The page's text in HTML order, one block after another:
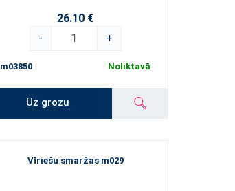
26.10 €
-
+
m03850 Noliktavā
Uz grozu
Vīriešu smaržas m029